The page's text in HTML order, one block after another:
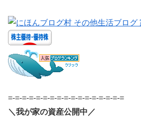
=-=-=-=-=-=-=-=-=-=-=-=-=-=-=-=-=
＼我が家の資産公開中／